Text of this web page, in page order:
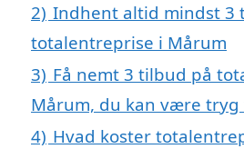
2) Indhent altid mindst 3
totalentreprise i Mårum
3) Få nemt 3 tilbud på
Mårum, du kan være tryg
4) Hvad koster